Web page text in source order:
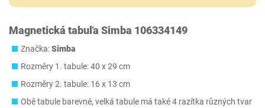
Magnetická tabuľa Simba 106334149
Značka:Simba
Rozměry 1. tabule: 40 x 29 cm
Rozměry 2. tabule: 16 x 13 cm
Obě tabule barevné, velká tabule má také 4 razítka různých tvar